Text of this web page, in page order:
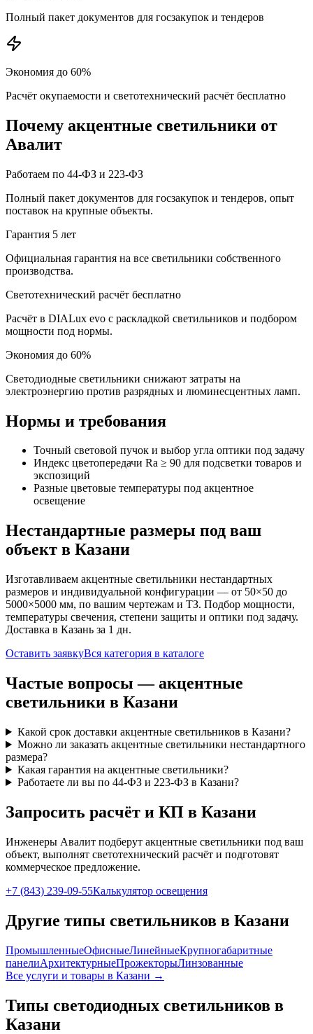
Полный пакет документов для госзакупок и тендеров
Экономия до 60%
Расчёт окупаемости и светотехнический расчёт бесплатно
Почему акцентные светильники от
Авалит
Работаем по 44-ФЗ и 223-ФЗ
Полный пакет документов для госзакупок и тендеров, опыт
поставок на крупные объекты.
Гарантия 5 лет
Официальная гарантия на все светильники собственного
производства.
Светотехнический расчёт бесплатно
Расчёт в DIALux evo с раскладкой светильников и подбором
мощности под нормы.
Экономия до 60%
Светодиодные светильники снижают затраты на
электроэнергию против разрядных и люминесцентных ламп.
Нормы и требования
Точный световой пучок и выбор угла оптики под задачу
Индекс цветопередачи Ra ≥ 90 для подсветки товаров и
экспозиций
Разные цветовые температуры под акцентное
освещение
Нестандартные размеры под ваш
объект в Казани
Изготавливаем акцентные светильники нестандартных
размеров и индивидуальной конфигурации — от 50×50 до
5000×5000 мм, по вашим чертежам и ТЗ. Подбор мощности,
температуры свечения, степени защиты и оптики под задачу.
Доставка в Казань за 1 дн.
Оставить заявкуВся категория в каталоге
Частые вопросы —акцентные
светильники в Казани
Какой срок доставки акцентные светильников в Казани?
Можно ли заказать акцентные светильники нестандартного
размера?
Какая гарантия на акцентные светильники?
Работаете ли вы по 44-ФЗ и 223-ФЗ в Казани?
Запросить расчёт и КП в Казани
Инженеры Авалит подберут акцентные светильники под ваш
объект, выполнят светотехнический расчёт и подготовят
коммерческое предложение.
+7 (843) 239-09-55Калькулятор освещения
Другие типы светильников в Казани
ПромышленныеОфисныеЛинейныеКрупногабаритные
панелиАрхитектурныеПрожекторыЛинзованные
Все услуги и товары в Казани →
Типы светодиодных светильников в
Казани